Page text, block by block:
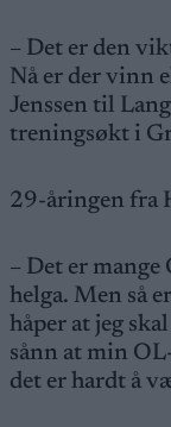
– Det er den
Nå er der vinn
Jenssen til
treningsøkt i
29-åringen fra
– Det er
helga. Men så
håper at jeg
sånn at min
det er hardt å